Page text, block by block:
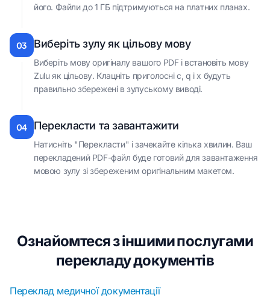
його. Файли до 1 ГБ підтримуються на платних планах.
03 Виберіть зулу як цільову мову
Виберіть мову оригіналу вашого PDF і встановіть мову
Zulu як цільову. Клацніть приголосні c, q і x будуть
правильно збережені в зулуському виводі.
04 Перекласти та завантажити
Натисніть "Перекласти" і зачекайте кілька хвилин. Ваш
перекладений PDF-файл буде готовий для завантаження
мовою зулу зі збереженим оригінальним макетом.
Ознайомтеся з іншими послугами
перекладу документів
Переклад медичної документації